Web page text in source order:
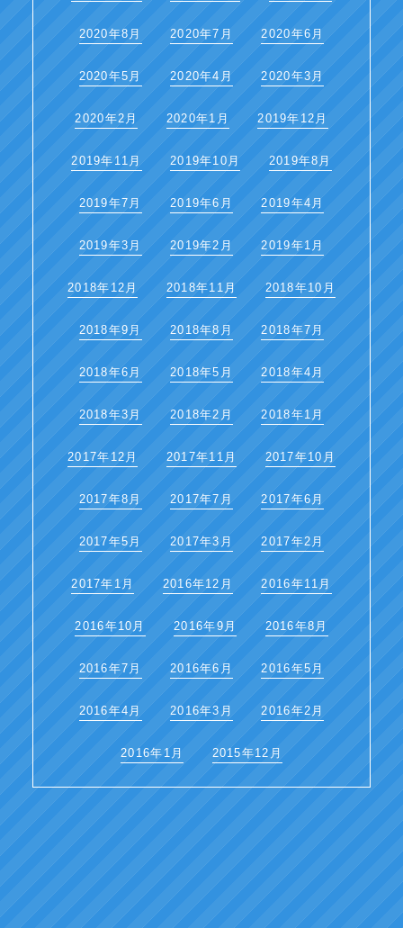
2020年8月 2020年7月 2020年6月
2020年5月 2020年4月 2020年3月
2020年2月 2020年1月 2019年12月
2019年11月 2019年10月 2019年8月
2019年7月 2019年6月 2019年4月
2019年3月 2019年2月 2019年1月
2018年12月 2018年11月 2018年10月
2018年9月 2018年8月 2018年7月
2018年6月 2018年5月 2018年4月
2018年3月 2018年2月 2018年1月
2017年12月 2017年11月 2017年10月
2017年8月 2017年7月 2017年6月
2017年5月 2017年3月 2017年2月
2017年1月 2016年12月 2016年11月
2016年10月 2016年9月 2016年8月
2016年7月 2016年6月 2016年5月
2016年4月 2016年3月 2016年2月
2016年1月 2015年12月